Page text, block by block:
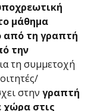
μάθημα
από τη γραπτή
την
τη συμμετοχή
στην γραπτή
χώρα στις